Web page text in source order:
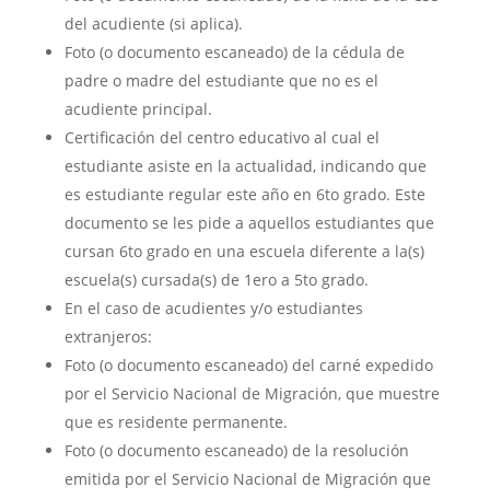
del acudiente (si aplica).
Foto (o documento escaneado) de la cédula de
padre o madre del estudiante que no es el
acudiente principal.
Certificación del centro educativo al cual el
estudiante asiste en la actualidad, indicando que
es estudiante regular este año en 6to grado. Este
documento se les pide a aquellos estudiantes que
cursan 6to grado en una escuela diferente a la(s)
escuela(s) cursada(s) de 1ero a 5to grado.
En el caso de acudientes y/o estudiantes
extranjeros:
Foto (o documento escaneado) del carné expedido
por el Servicio Nacional de Migración, que muestre
que es residente permanente.
Foto (o documento escaneado) de la resolución
emitida por el Servicio Nacional de Migración que